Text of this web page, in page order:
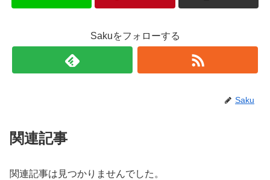
Sakuをフォローする
Saku
関連記事
関連記事は見つかりませんでした。